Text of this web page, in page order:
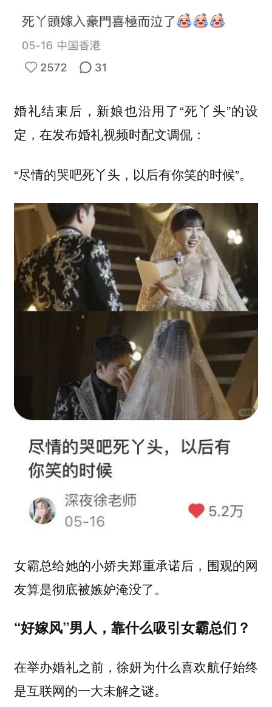
婚礼结束后，新娘也沿用了“死丫头”的设
定，在发布婚礼视频时配文调侃：
“尽情的哭吧死丫头，以后有你笑的时候”。
女霸总给她的小娇夫郑重承诺后，围观的网
友算是彻底被嫉妒淹没了。
“好嫁风”男人，靠什么吸引女霸总们？
在举办婚礼之前，徐妍为什么喜欢航仔始终
是互联网的一大未解之谜。